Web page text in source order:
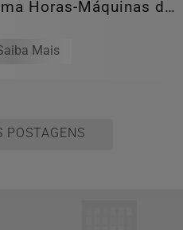
Horas-Máquinas do
Mais
POSTAGENS